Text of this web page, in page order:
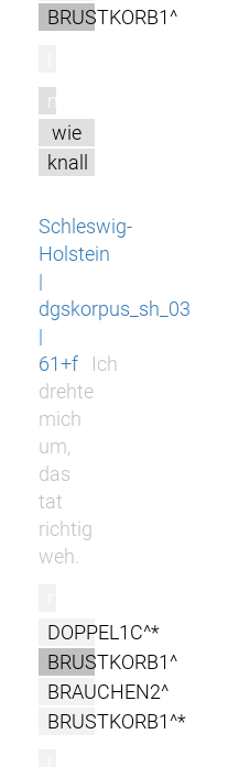
BRUSTKORB1^
m
wie
knall
Schleswig-
Holstein
|
dgskorpus_sh_03
|
61+f
Ich
drehte
mich
um,
das
tat
richtig
weh.
DOPPEL1C^*
BRUSTKORB1^
BRAUCHEN2^
BRUSTKORB1^*